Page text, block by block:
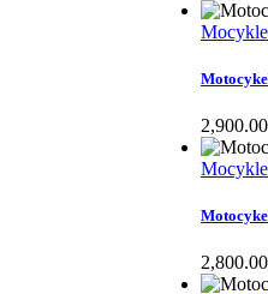
2,900.00
2,800.00